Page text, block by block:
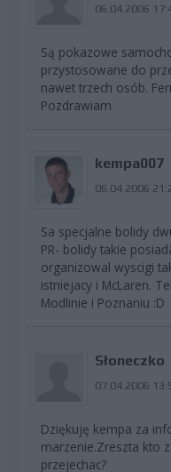
06.04.2006
Są pokazowe
przystosowane do
nawet trzech osób.
Pozdrawiam
kempa007
06.04.2006
Sa specjalne bolidy
PR- bolidy takie
organizowal wyscigi
istniejacy i McLaren.
Modlinie i Poznaniu :D
Słoneczko
07.04.2006
Dziękuję kempa za
marzenie.Zreszta kto
przejechac?